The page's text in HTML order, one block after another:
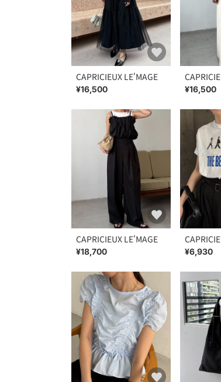
CAPRICIEUX LE'MAGE
¥16,500 ¥16,500
CAPRICIEUX LE'MAGE
¥18,700 ¥6,930